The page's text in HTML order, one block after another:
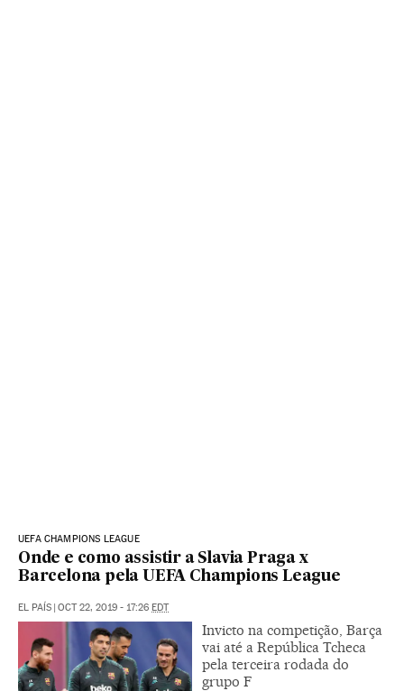
UEFA CHAMPIONS LEAGUE
Onde e como assistir a Slavia Praga x
Barcelona pela UEFA Champions League
EL PAÍS | OCT 22, 2019 - 17:26 EDT
Invicto na competição, Barça
vai até a República Tcheca
pela terceira rodada do
grupo F